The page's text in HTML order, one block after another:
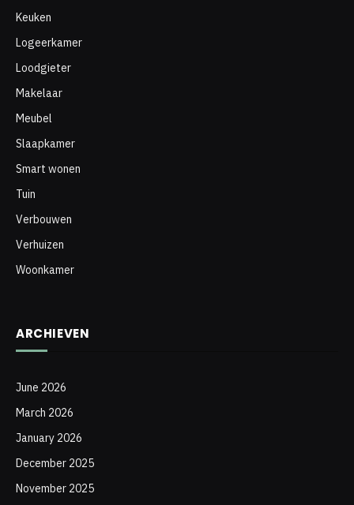
Keuken
Logeerkamer
Loodgieter
Makelaar
Meubel
Slaapkamer
Smart wonen
Tuin
Verbouwen
Verhuizen
Woonkamer
ARCHIEVEN
June 2026
March 2026
January 2026
December 2025
November 2025